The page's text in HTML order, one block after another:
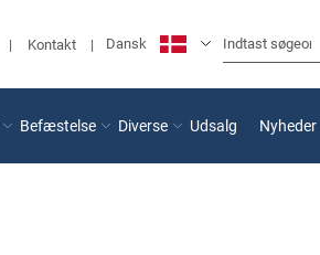
Kontakt Dansk
Befæstelse Diverse Udsalg Nyheder